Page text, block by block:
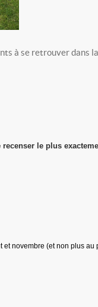
à se retrouver dans
le plus
novembre (et non plus